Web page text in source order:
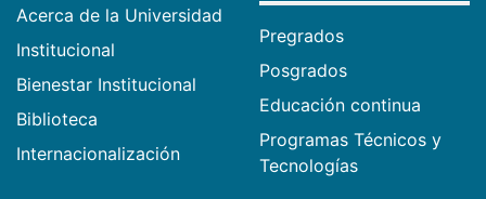
Acerca de la Universidad
Institucional
Bienestar Institucional
Biblioteca
Internacionalización
Pregrados
Posgrados
Educación continua
Programas Técnicos y
Tecnologías